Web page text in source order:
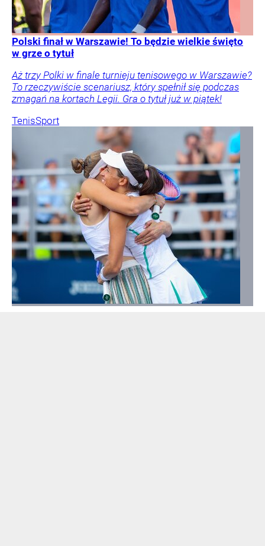
Polski finał w Warszawie! To będzie wielkie święto
w grze o tytuł
Aż trzy Polki w finale turnieju tenisowego w Warszawie?
To rzeczywiście scenariusz, który spełnił się podczas
zmagań na kortach Legii. Gra o tytuł już w piątek!
TenisSport